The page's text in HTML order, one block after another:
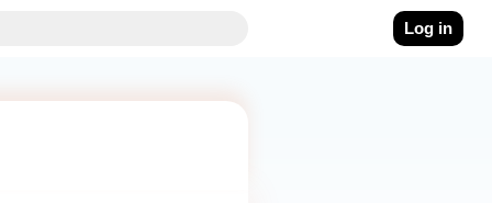
Log in